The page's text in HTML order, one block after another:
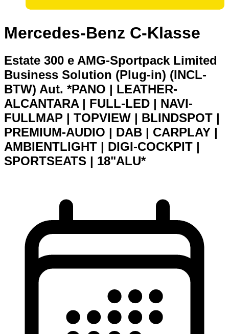
Mercedes-Benz C-Klasse
Estate 300 e AMG-Sportpack Limited
Business Solution (Plug-in) (INCL-
BTW) Aut. *PANO | LEATHER-
ALCANTARA | FULL-LED | NAVI-
FULLMAP | TOPVIEW | BLINDSPOT |
PREMIUM-AUDIO | DAB | CARPLAY |
AMBIENTLIGHT | DIGI-COCKPIT |
SPORTSEATS | 18"ALU*